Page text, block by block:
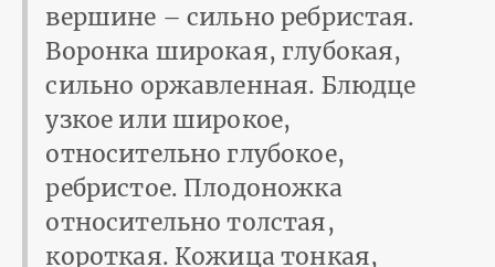
вершине – сильно ребристая.
Воронка широкая, глубокая,
сильно оржавленная. Блюдце
узкое или широкое,
относительно глубокое,
ребристое. Плодоножка
относительно толстая,
короткая. Кожица тонкая,